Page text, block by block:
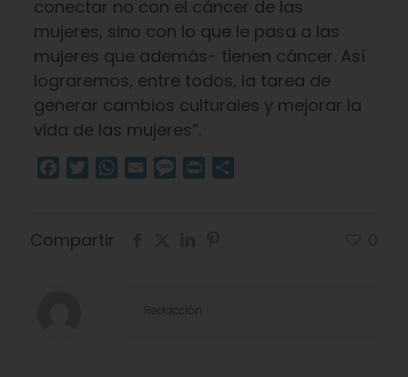
conectar no con el cáncer de las
mujeres, sino con lo que le pasa a las
mujeres que además- tienen cáncer. Así
lograremos, entre todos, la tarea de
generar cambios culturales y mejorar la
vida de las mujeres”.
Facebook
TwitterWhatsApp
Email Message
Print
Compartir
Redacción